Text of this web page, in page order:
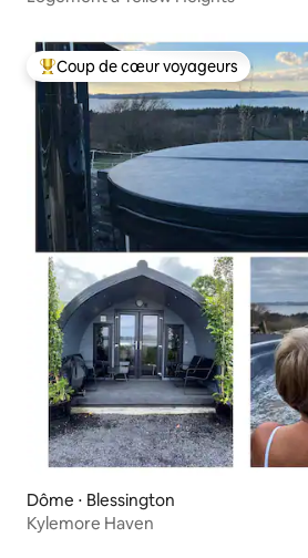
Coups de cœur voyageurs les plus
Coup de cœur voyageurs
Dôme ⋅ Blessington
Kylemore Haven